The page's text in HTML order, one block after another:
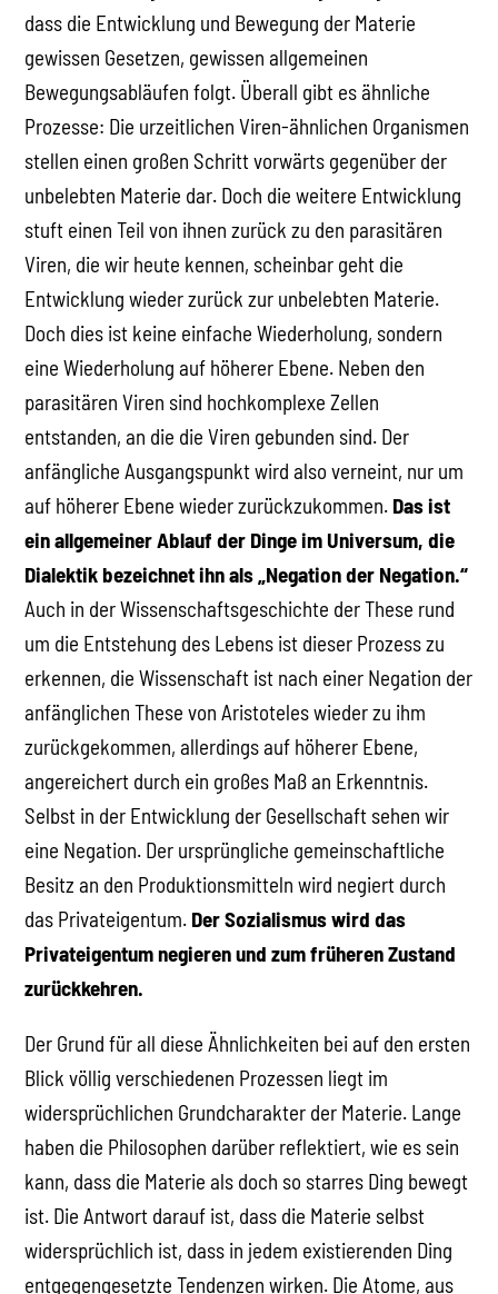
dass die Entwicklung und Bewegung der Materie
gewissen Gesetzen, gewissen allgemeinen
Bewegungsabläufen folgt. Überall gibt es ähnliche
Prozesse: Die urzeitlichen Viren-ähnlichen Organismen
stellen einen großen Schritt vorwärts gegenüber der
unbelebten Materie dar. Doch die weitere Entwicklung
stuft einen Teil von ihnen zurück zu den parasitären
Viren, die wir heute kennen, scheinbar geht die
Entwicklung wieder zurück zur unbelebten Materie.
Doch dies ist keine einfache Wiederholung, sondern
eine Wiederholung auf höherer Ebene. Neben den
parasitären Viren sind hochkomplexe Zellen
entstanden, an die die Viren gebunden sind. Der
anfängliche Ausgangspunkt wird also verneint, nur um
auf höherer Ebene wieder zurückzukommen. Das ist
ein allgemeiner Ablauf der Dinge im Universum, die
Dialektik bezeichnet ihn als „Negation der Negation.“
Auch in der Wissenschaftsgeschichte der These rund
um die Entstehung des Lebens ist dieser Prozess zu
erkennen, die Wissenschaft ist nach einer Negation der
anfänglichen These von Aristoteles wieder zu ihm
zurückgekommen, allerdings auf höherer Ebene,
angereichert durch ein großes Maß an Erkenntnis.
Selbst in der Entwicklung der Gesellschaft sehen wir
eine Negation. Der ursprüngliche gemeinschaftliche
Besitz an den Produktionsmitteln wird negiert durch
das Privateigentum. Der Sozialismus wird das
Privateigentum negieren und zum früheren Zustand
zurückkehren.
Der Grund für all diese Ähnlichkeiten bei auf den ersten
Blick völlig verschiedenen Prozessen liegt im
widersprüchlichen Grundcharakter der Materie. Lange
haben die Philosophen darüber reflektiert, wie es sein
kann, dass die Materie als doch so starres Ding bewegt
ist. Die Antwort darauf ist, dass die Materie selbst
widersprüchlich ist, dass in jedem existierenden Ding
entgegengesetzte Tendenzen wirken. Die Atome, aus